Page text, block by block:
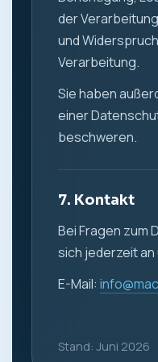
der
und
Verarbeitung.
Sie haben
einer
beschweren.
7. Kontakt
Bei Fragen zum
sich jederzeit an
E-Mail:
Stand: Juni 2026